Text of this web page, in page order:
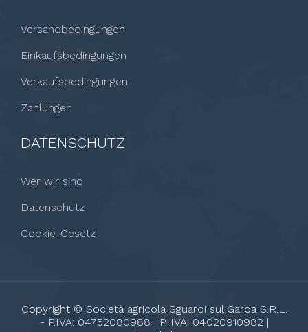
Versandbedingungen
Einkaufsbedingungen
Verkaufsbedingungen
Zahlungen
DATENSCHUTZ
Wer wir sind
Datenschutz
Cookie-Gesetz
Copyright © Società agricola Sguardi sul Garda S.R.L.
- P.IVA: 04752080988 | P. IVA: 04020910982 |